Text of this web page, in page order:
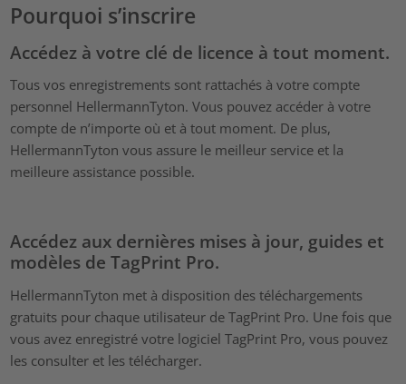
Pourquoi s’inscrire
Accédez à votre clé de licence à tout moment.
Tous vos enregistrements sont rattachés à votre compte
personnel HellermannTyton. Vous pouvez accéder à votre
compte de n’importe où et à tout moment. De plus,
HellermannTyton vous assure le meilleur service et la
meilleure assistance possible.
Accédez aux dernières mises à jour, guides et
modèles de TagPrint Pro.
HellermannTyton met à disposition des téléchargements
gratuits pour chaque utilisateur de TagPrint Pro. Une fois que
vous avez enregistré votre logiciel TagPrint Pro, vous pouvez
les consulter et les télécharger.